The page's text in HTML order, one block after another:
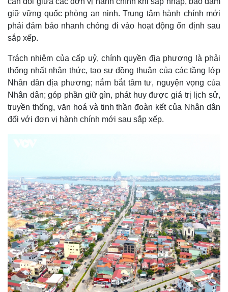
giữ vững quốc phòng an ninh. Trung tâm hành chính mới
phải đảm bảo nhanh chóng đi vào hoạt động ổn định sau
sắp xếp.
Trách nhiệm của cấp uỷ, chính quyền địa phương là phải
thống nhất nhận thức, tạo sự đồng thuận của các tầng lớp
Nhân dân địa phương; nắm bắt tâm tư, nguyện vọng của
Nhân dân; góp phần giữ gìn, phát huy được giá trị lịch sử,
truyền thống, văn hoá và tinh thần đoàn kết của Nhân dân
đối với đơn vị hành chính mới sau sắp xếp.